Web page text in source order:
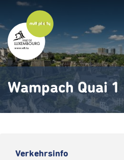
Hauptinhalt
gehen
Wampach Quai 1
Verkehrsinfo